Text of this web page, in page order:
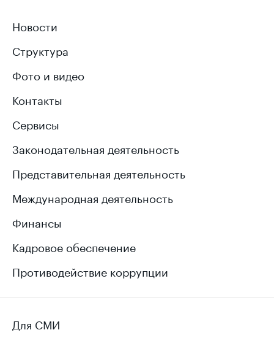
Новости
Структура
Фото и видео
Контакты
Сервисы
Законодательная деятельность
Представительная деятельность
Международная деятельность
Финансы
Кадровое обеспечение
Противодействие коррупции
Для СМИ